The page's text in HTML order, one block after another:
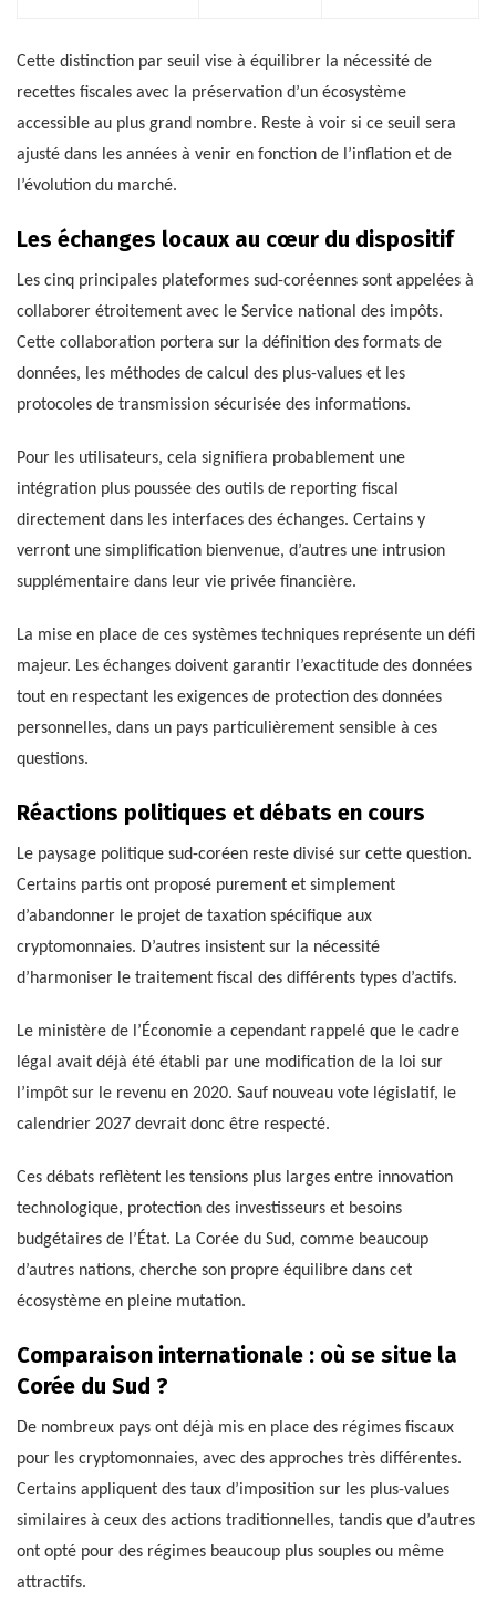
Cette distinction par seuil vise à équilibrer la nécessité de
recettes fiscales avec la préservation d’un écosystème
accessible au plus grand nombre. Reste à voir si ce seuil sera
ajusté dans les années à venir en fonction de l’inflation et de
l’évolution du marché.
Les échanges locaux au cœur du dispositif
Les cinq principales plateformes sud-coréennes sont appelées à
collaborer étroitement avec le Service national des impôts.
Cette collaboration portera sur la définition des formats de
données, les méthodes de calcul des plus-values et les
protocoles de transmission sécurisée des informations.
Pour les utilisateurs, cela signifiera probablement une
intégration plus poussée des outils de reporting fiscal
directement dans les interfaces des échanges. Certains y
verront une simplification bienvenue, d’autres une intrusion
supplémentaire dans leur vie privée financière.
La mise en place de ces systèmes techniques représente un défi
majeur. Les échanges doivent garantir l’exactitude des données
tout en respectant les exigences de protection des données
personnelles, dans un pays particulièrement sensible à ces
questions.
Réactions politiques et débats en cours
Le paysage politique sud-coréen reste divisé sur cette question.
Certains partis ont proposé purement et simplement
d’abandonner le projet de taxation spécifique aux
cryptomonnaies. D’autres insistent sur la nécessité
d’harmoniser le traitement fiscal des différents types d’actifs.
Le ministère de l’Économie a cependant rappelé que le cadre
légal avait déjà été établi par une modification de la loi sur
l’impôt sur le revenu en 2020. Sauf nouveau vote législatif, le
calendrier 2027 devrait donc être respecté.
Ces débats reflètent les tensions plus larges entre innovation
technologique, protection des investisseurs et besoins
budgétaires de l’État. La Corée du Sud, comme beaucoup
d’autres nations, cherche son propre équilibre dans cet
écosystème en pleine mutation.
Comparaison internationale : où se situe la
Corée du Sud ?
De nombreux pays ont déjà mis en place des régimes fiscaux
pour les cryptomonnaies, avec des approches très différentes.
Certains appliquent des taux d’imposition sur les plus-values
similaires à ceux des actions traditionnelles, tandis que d’autres
ont opté pour des régimes beaucoup plus souples ou même
attractifs.